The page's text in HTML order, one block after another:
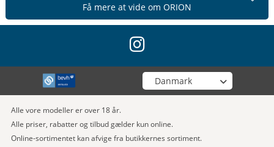
Få mere at vide om ORION
instagram
Vælg din butik
Alle vore modeller er over 18 år.
Alle priser, rabatter og tilbud gælder kun online.
Online-sortimentet kan afvige fra butikkernes sortiment.